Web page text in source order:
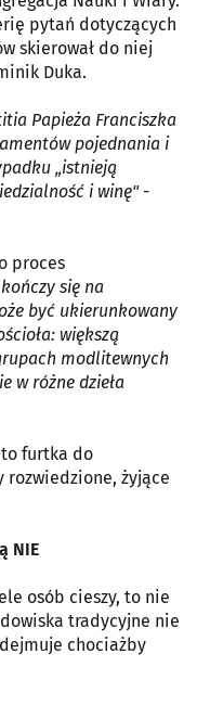
pytań dotyczących
skierował do niej
Duka.
Papieża Franciszka
pojednania i
„istnieją
i winę"-
proces
się na
być ukierunkowany
większą
modlitewnych
w różne dzieła
furtka do
rozwiedzione, żyjące
NIE
osób cieszy, to nie
tradycyjne nie
chociażby